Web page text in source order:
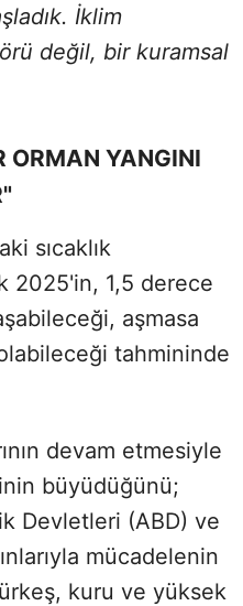
İklim
değil, bir kuramsal
ORMAN YANGINI
sıcaklık
2025'in, 1,5 derece
aşmasa
tahmininde
devam etmesiyle
büyüdüğünü;
Devletleri (ABD) ve
mücadelenin
kuru ve yüksek